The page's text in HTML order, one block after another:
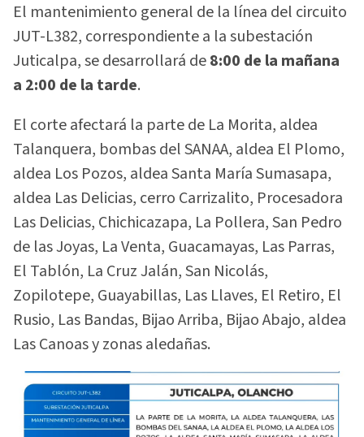
El mantenimiento general de la línea del circuito
JUT-L382, correspondiente a la subestación
Juticalpa, se desarrollará de8:00 de la mañana
a 2:00 de la tarde.
El corte afectará la parte de La Morita, aldea
Talanquera, bombas del SANAA, aldea El Plomo,
aldea Los Pozos, aldea Santa María Sumasapa,
aldea Las Delicias, cerro Carrizalito, Procesadora
Las Delicias, Chichicazapa, La Pollera, San Pedro
de las Joyas, La Venta, Guacamayas, Las Parras,
El Tablón, La Cruz Jalán, San Nicolás,
Zopilotepe, Guayabillas, Las Llaves, El Retiro, El
Rusio, Las Bandas, Bijao Arriba, Bijao Abajo, aldea
Las Canoas y zonas aledañas.